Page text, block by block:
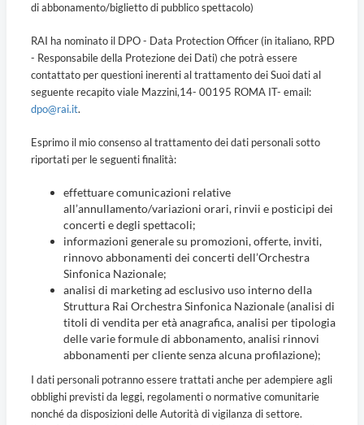
di abbonamento/biglietto di pubblico spettacolo)
RAI ha nominato il DPO - Data Protection Officer (in italiano, RPD
- Responsabile della Protezione dei Dati) che potrà essere
contattato per questioni inerenti al trattamento dei Suoi dati al
seguente recapito viale Mazzini,14- 00195 ROMA IT- email:
dpo@rai.it.
Esprimo il mio consenso al trattamento dei dati personali sotto
riportati per le seguenti finalità:
effettuare comunicazioni relative
all’annullamento/variazioni orari, rinvii e posticipi dei
concerti e degli spettacoli;
informazioni generale su promozioni, offerte, inviti,
rinnovo abbonamenti dei concerti dell’Orchestra
Sinfonica Nazionale;
analisi di marketing ad esclusivo uso interno della
Struttura Rai Orchestra Sinfonica Nazionale (analisi di
titoli di vendita per età anagrafica, analisi per tipologia
delle varie formule di abbonamento, analisi rinnovi
abbonamenti per cliente senza alcuna profilazione);
I dati personali potranno essere trattati anche per adempiere agli
obblighi previsti da leggi, regolamenti o normative comunitarie
nonché da disposizioni delle Autorità di vigilanza di settore.